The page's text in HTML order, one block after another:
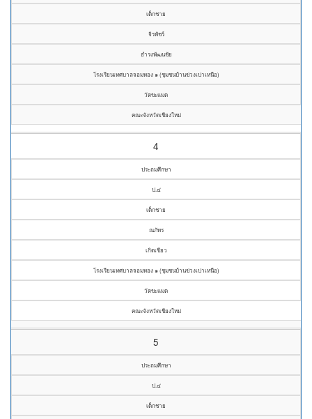
เด็กชาย
จิรพัชร์
ธำรงพัฒนชัย
โรงเรียนเทศบาลจอมทอง ๑ (ชุมชนบ้านข่วงเปาเหนือ)
วัดขะแมด
คณะจังหวัดเชียงใหม่
4
ประถมศึกษา
ป.๔
เด็กชาย
ณภัทร
เกิดเขียว
โรงเรียนเทศบาลจอมทอง ๑ (ชุมชนบ้านข่วงเปาเหนือ)
วัดขะแมด
คณะจังหวัดเชียงใหม่
5
ประถมศึกษา
ป.๔
เด็กชาย